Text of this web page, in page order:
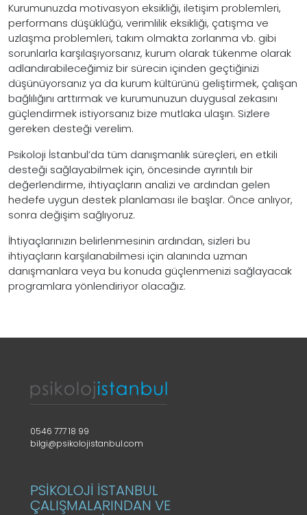
Kurumunuzda motivasyon eksikliği, iletişim problemleri,
performans düşüklüğü, verimlilik eksikliği, çatışma ve
uzlaşma problemleri, takım olmakta zorlanma vb. gibi
sorunlarla karşılaşıyorsanız, kurum olarak tükenme olarak
adlandırabileceğimiz bir sürecin içinden geçtiğinizi
düşünüyorsanız ya da kurum kültürünü geliştirmek, çalışan
bağlılığını arttırmak ve kurumunuzun duygusal zekasını
güçlendirmek istiyorsanız bize mutlaka ulaşın. Sizlere
gereken desteği verelim.
Psikoloji İstanbul’da tüm danışmanlık süreçleri, en etkili
desteği sağlayabilmek için, öncesinde ayrıntılı bir
değerlendirme, ihtiyaçların analizi ve ardından gelen
hedefe uygun destek planlaması ile başlar. Önce anlıyor,
sonra değişim sağlıyoruz.
İhtiyaçlarınızın belirlenmesinin ardından, sizleri bu
ihtiyaçların karşılanabilmesi için alanında uzman
danışmanlara veya bu konuda güçlenmenizi sağlayacak
programlara yönlendiriyor olacağız.
0546 777 18 99
bilgi@psikolojistanbul.com
PSİKOLOJİ İSTANBUL
ÇALIŞMALARINDAN VE